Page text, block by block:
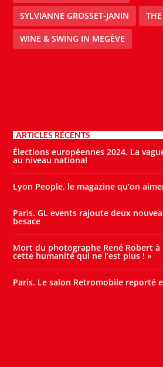
SYLVIANNE GROSSET-JANIN
WINE & SWING IN MEGÈVE
ARTICLES RÉCENTS
Élections européennes 2024. La
au niveau national
Lyon People, le magazine qu’on
Paris. GL events rajoute deux
besace
Mort du photographe René Robert à
cette humanité qui ne l’est plus ! »
Paris. Le salon Retromobile reporté